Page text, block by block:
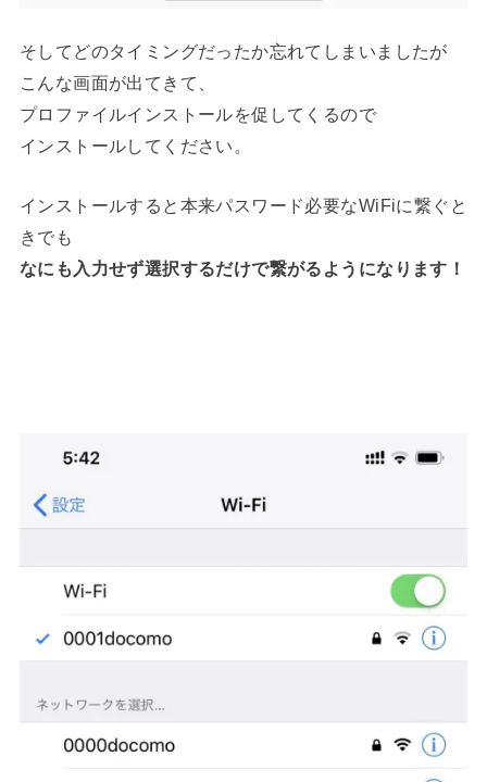
そしてどのタイミングだったか忘れてしまいましたが
こんな画面が出てきて、
プロファイルインストールを促してくるので
インストールしてください。
インストールすると本来パスワード必要なWiFiに繋ぐと
きでも
なにも入力せず選択するだけで繋がるようになります！